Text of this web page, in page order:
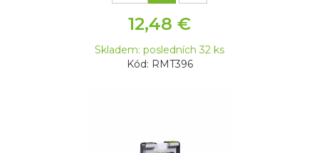
12,48 €
Skladem: posledních 32 ks
Kód: RMT396